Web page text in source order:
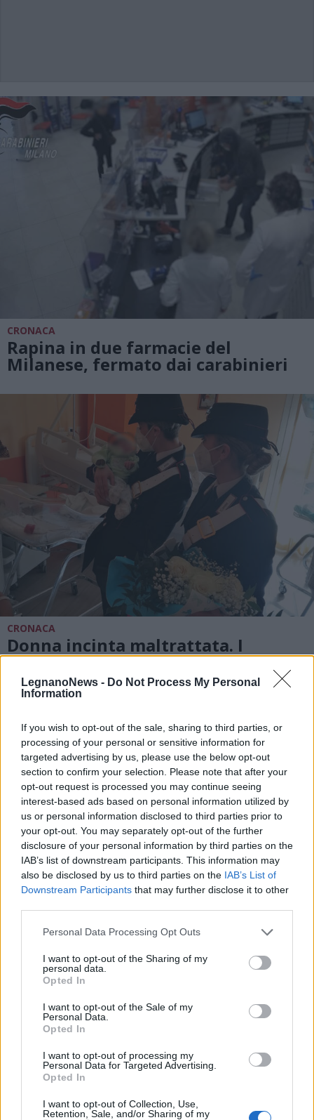
LegnanoNews - Do Not Process My Personal
Information
If you wish to opt-out of the sale, sharing to third parties, or
processing of your personal or sensitive information for
targeted advertising by us, please use the below opt-out
section to confirm your selection. Please note that after your
opt-out request is processed you may continue seeing
interest-based ads based on personal information utilized by
us or personal information disclosed to third parties prior to
your opt-out. You may separately opt-out of the further
disclosure of your personal information by third parties on the
IAB’s list of downstream participants. This information may
also be disclosed by us to third parties on the IAB’s List of
Downstream Participants that may further disclose it to other
Personal Data Processing Opt Outs
I want to opt-out of the Sharing of my
personal data.
Opted In
I want to opt-out of the Sale of my
Personal Data.
Opted In
I want to opt-out of processing my
Personal Data for Targeted Advertising.
Opted In
I want to opt-out of Collection, Use,
Retention, Sale, and/or Sharing of my
CRONACA
Rapina in due farmacie del
Milanese, fermato dai carabinieri
CRONACA
Donna incinta maltrattata. I
carabinieri arrestano il marito e
vanno a trovare mamma e neonato
in ospedale
CRONACA
Cannabis e benzodiazepine nel
sangue dell’uomo che ha travolto e
ucciso Claudia Turconi e Laura
Amato